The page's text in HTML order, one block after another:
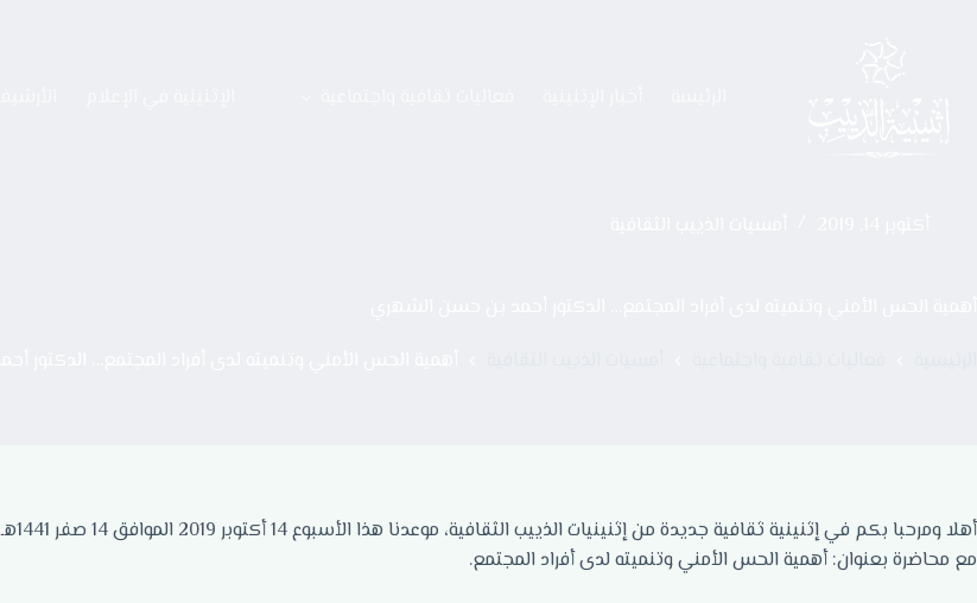
أهلا ومرحبا بكم في إثنينية ثقافية جديدة من إثنينيات الذييب الثقافية، موعدنا هذا الأسبوع 14 أكتوبر 2019 الموافق 14 صفر 1441هـ
مع محاضرة بعنوان: أهمية الحس الأمني وتنميته لدى أفراد المجتمع.